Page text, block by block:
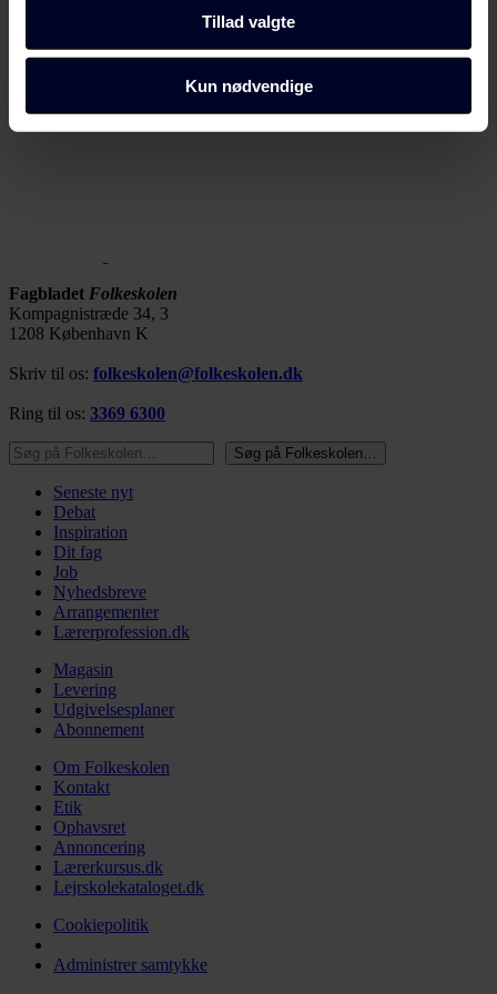
Dine valg anvendes på alle Fagbladet Folkeskolens
domæner. Få mere at vide om, hvem vi er, hvordan du
kan kontakte os, og hvordan vi behandler persondata i
Tillad valgte
Kun nødvendige
Fagbladet Folkeskolen
Kompagnistræde 34, 3
1208 København K
Skriv til os: folkeskolen@folkeskolen.dk
Ring til os: 3369 6300
Søg på Folkeskolen…
Søg på Folkeskolen…
Seneste nyt
Debat
Inspiration
Dit fag
Job
Nyhedsbreve
Arrangementer
Lærerprofession.dk
Magasin
Levering
Udgivelsesplaner
Abonnement
Om Folkeskolen
Kontakt
Etik
Ophavsret
Annoncering
Lærerkursus.dk
Lejrskolekataloget.dk
Cookiepolitik
Administrer samtykke